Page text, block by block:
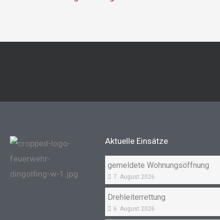
Aktuelle Einsätze
gemeldete Wohnungsöffnung
7. August 2026
Drehleiterrettung
6. August 2026